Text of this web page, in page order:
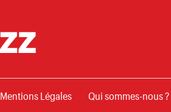
Mentions Légales Qui sommes-nous ?